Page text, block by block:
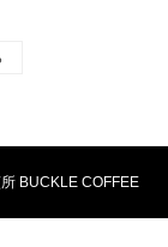
BUCKLE COFFEE